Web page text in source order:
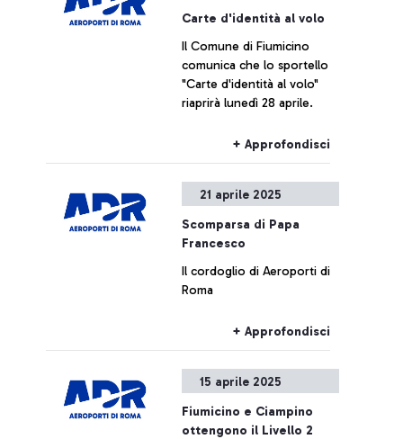
paesi coinvolti.
Carte d'identità al volo
Il Comune di Fiumicino
comunica che lo sportello
"Carte d'identità al volo"
riaprirà lunedì 28 aprile.
+ Approfondisci
21 aprile 2025
Scomparsa di Papa
Francesco
Il cordoglio di Aeroporti di
Roma
+ Approfondisci
15 aprile 2025
Fiumicino e Ciampino
ottengono il Livello 2